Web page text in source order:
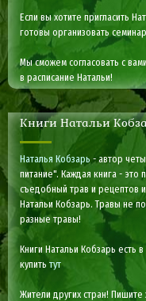
Если вы хотите пригласить
готовы организовать
Мы сможем согласовать с
в расписание Натальи!
Книги Натальи
Наталья Кобзарь - автор
питание". Каждая книга -
съедобный трав и рецептов
Натальи Кобзарь. Травы не
разные травы!
Книги Натальи Кобзарь есть
купитьтут
Жители других стран! Пишите